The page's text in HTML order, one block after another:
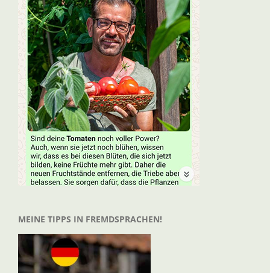
MEINE TIPPS IN FREMDSPRACHEN!